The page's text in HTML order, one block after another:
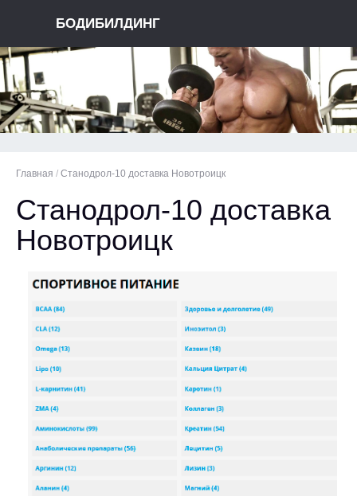
БОДИБИЛДИНГ
Главная / Станодрол-10 доставка Новотроицк
Станодрол-10 доставка
Новотроицк